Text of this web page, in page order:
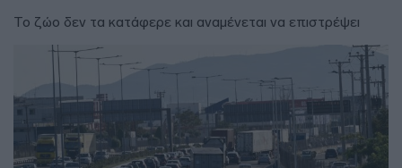
Το ζώο δεν τα κατάφερε και αναμένεται να επιστρέψει